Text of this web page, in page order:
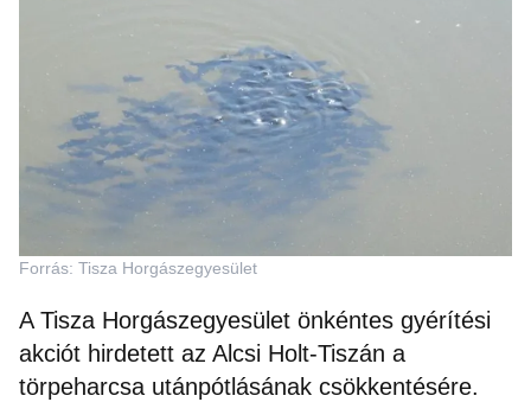
Forrás: Tisza Horgászegyesület
A Tisza Horgászegyesület önkéntes gyérítési
akciót hirdetett az Alcsi Holt-Tiszán a
törpeharcsa utánpótlásának csökkentésére.